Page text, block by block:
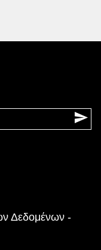
Δεδομένων -